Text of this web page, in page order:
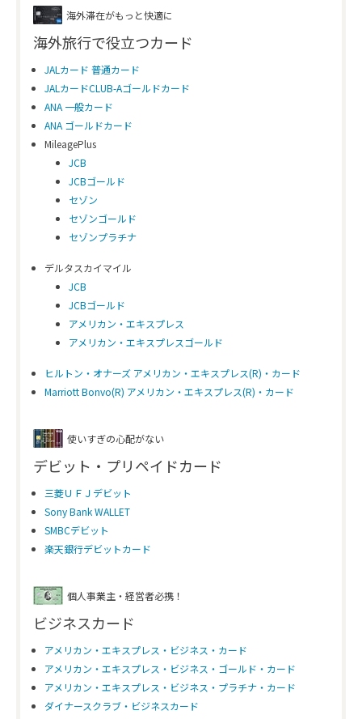
海外滞在がもっと快適に
海外旅行で役立つカード
JALカード 普通カード
JALカードCLUB-Aゴールドカード
ANA 一般カード
ANA ゴールドカード
MileagePlus
JCB
JCBゴールド
セゾン
セゾンゴールド
セゾンプラチナ
デルタスカイマイル
JCB
JCBゴールド
アメリカン・エキスプレス
アメリカン・エキスプレスゴールド
ヒルトン・オナーズ アメリカン・エキスプレス(R)・カード
Marriott Bonvo(R) アメリカン・エキスプレス(R)・カード
使いすぎの心配がない
デビット・プリペイドカード
三菱ＵＦＪデビット
Sony Bank WALLET
SMBCデビット
楽天銀行デビットカード
個人事業主・経営者必携！
ビジネスカード
アメリカン・エキスプレス・ビジネス・カード
アメリカン・エキスプレス・ビジネス・ゴールド・カード
アメリカン・エキスプレス・ビジネス・プラチナ・カード
ダイナースクラブ・ビジネスカード